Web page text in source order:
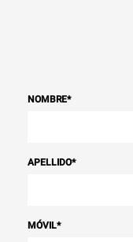
NOMBRE*
APELLIDO*
MÓVIL*